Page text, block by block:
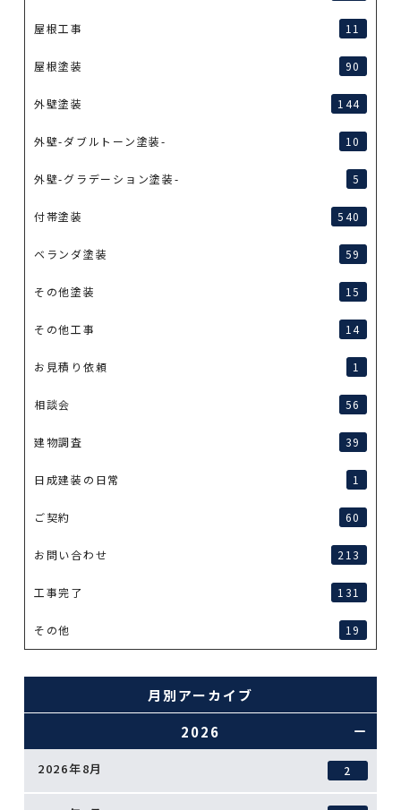
屋根工事 11
屋根塗装 90
外壁塗装 144
外壁-ダブルトーン塗装- 10
外壁-グラデーション塗装- 5
付帯塗装 540
ベランダ塗装 59
その他塗装 15
その他工事 14
お見積り依頼 1
相談会 56
建物調査 39
日成建装の日常 1
ご契約 60
お問い合わせ 213
工事完了 131
その他 19
月別アーカイブ
2026
2026年8月 2